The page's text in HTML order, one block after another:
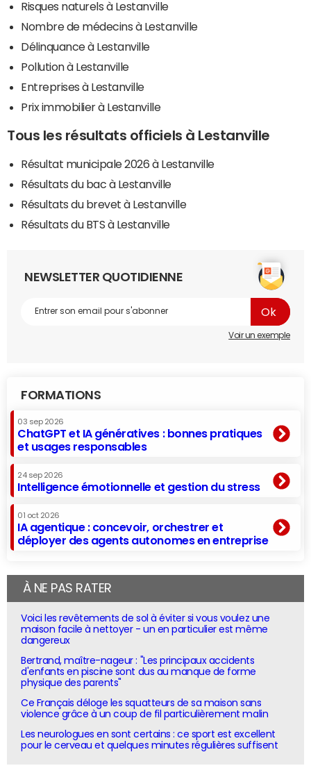
Risques naturels à Lestanville
Nombre de médecins à Lestanville
Délinquance à Lestanville
Pollution à Lestanville
Entreprises à Lestanville
Prix immobilier à Lestanville
Tous les résultats officiels à Lestanville
Résultat municipale 2026 à Lestanville
Résultats du bac à Lestanville
Résultats du brevet à Lestanville
Résultats du BTS à Lestanville
NEWSLETTER QUOTIDIENNE
Voir un exemple
FORMATIONS
03 sep 2026
ChatGPT et IA génératives : bonnes pratiques
et usages responsables
24 sep 2026
Intelligence émotionnelle et gestion du stress
01 oct 2026
IA agentique : concevoir, orchestrer et
déployer des agents autonomes en entreprise
À NE PAS RATER
Voici les revêtements de sol à éviter si vous voulez une
maison facile à nettoyer - un en particulier est même
dangereux
Bertrand, maître-nageur : "Les principaux accidents
d'enfants en piscine sont dus au manque de forme
physique des parents"
Ce Français déloge les squatteurs de sa maison sans
violence grâce à un coup de fil particulièrement malin
Les neurologues en sont certains : ce sport est excellent
pour le cerveau et quelques minutes régulières suffisent